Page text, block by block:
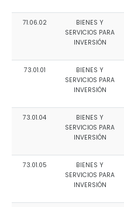
71.06.02
BIENES Y
SERVICIOS PARA
INVERSIÓN
73.01.01
BIENES Y
SERVICIOS PARA
INVERSIÓN
73.01.04
BIENES Y
SERVICIOS PARA
INVERSIÓN
73.01.05
BIENES Y
SERVICIOS PARA
INVERSIÓN